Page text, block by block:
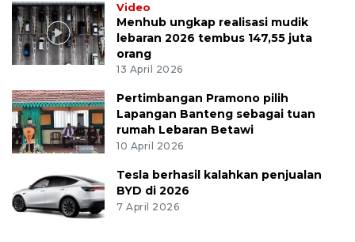
Video
Menhub ungkap realisasi mudik
lebaran 2026 tembus 147,55 juta
orang
13 April 2026
Pertimbangan Pramono pilih
Lapangan Banteng sebagai tuan
rumah Lebaran Betawi
10 April 2026
Tesla berhasil kalahkan penjualan
BYD di 2026
7 April 2026